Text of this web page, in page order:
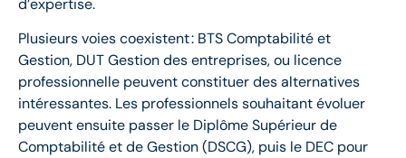
d’expertise.
Plusieurs voies coexistent : BTS Comptabilité et
Gestion, DUT Gestion des entreprises, ou licence
professionnelle peuvent constituer des alternatives
intéressantes. Les professionnels souhaitant évoluer
peuvent ensuite passer le Diplôme Supérieur de
Comptabilité et de Gestion (DSCG), puis le DEC pour